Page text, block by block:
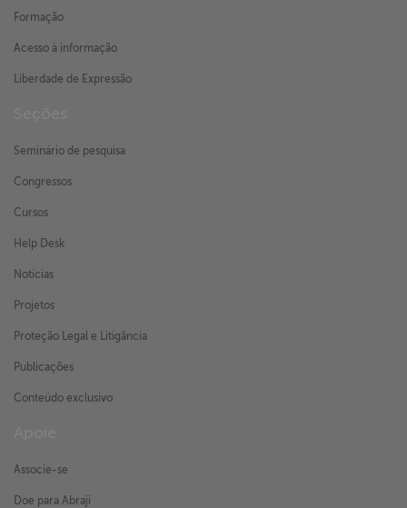
Formação
Acesso à informação
Liberdade de Expressão
Seminário de pesquisa
Congressos
Cursos
Help Desk
Notícias
Projetos
Proteção Legal e Litigância
Publicações
Conteúdo exclusivo
Associe-se
Doe para Abraji